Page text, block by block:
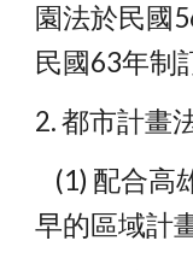
園法於民國
民國63年制
2. 都市計畫
早的區域計